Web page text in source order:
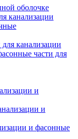
оболочке
канализации
канализации
части для
и
и
и фасонные